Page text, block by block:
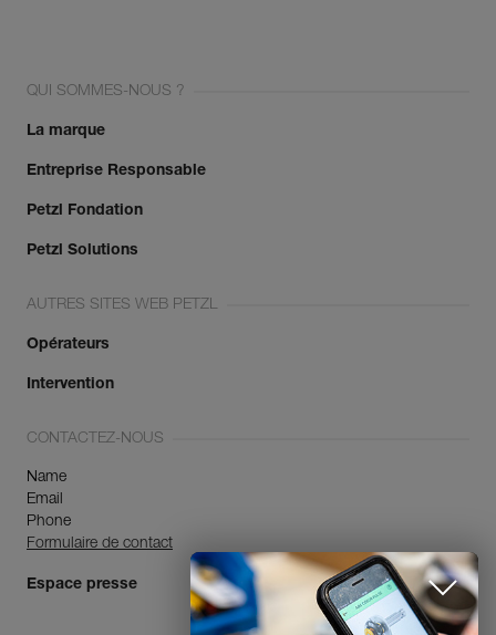
QUI SOMMES-NOUS ?
La marque
Entreprise Responsable
Petzl Fondation
Petzl Solutions
AUTRES SITES WEB PETZL
Opérateurs
Intervention
CONTACTEZ-NOUS
Name
Email
Phone
Formulaire de contact
Espace presse